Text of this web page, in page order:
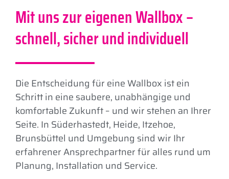
Mit uns zur eigenen Wallbox –
schnell, sicher und individuell
Die Entscheidung für eine Wallbox ist ein
Schritt in eine saubere, unabhängige und
komfortable Zukunft – und wir stehen an Ihrer
Seite. In Süderhastedt, Heide, Itzehoe,
Brunsbüttel und Umgebung sind wir Ihr
erfahrener Ansprechpartner für alles rund um
Planung, Installation und Service.